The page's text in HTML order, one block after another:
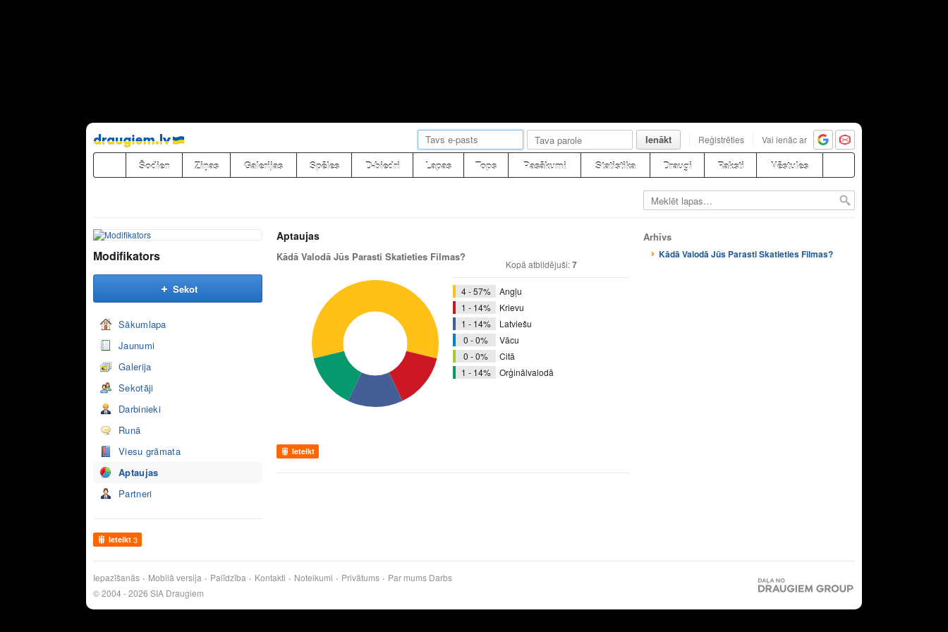
Pāriet
uz
saturu
Ienākt Reģistrēties Vai ienāc ar
Šodien Ziņas Galerijas Spēles D-biedri Lapas Tops Pasākumi Statistika Draugi Raksti Vēstules
Modifikators
Sekot
Sākumlapa
Jaunumi
Galerija
Sekotāji
Darbinieki
Runā
Viesu grāmata
Aptaujas
Partneri
Ieteikt 3
Aptaujas
Kādā Valodā Jūs Parasti Skatieties Filmas?
Kopā atbildējuši:7
4 - 57%
Angļu
1 - 14%
Krievu
1 - 14%
Latviešu
0 - 0%
Vācu
0 - 0%
Citā
1 - 14%
Orģinālvalodā
Ieteikt
Arhīvs
Kādā Valodā Jūs Parasti Skatieties Filmas?
Iepazīšanās Mobilā versija Palīdzība Kontakti Noteikumi Privātums Par mums Darbs
© 2004 - 2026 SIA Draugiem